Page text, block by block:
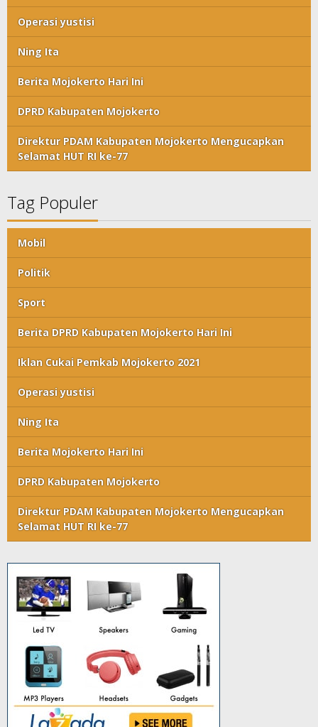
Operasi yustisi
Ning Ita
Berita Mojokerto Hari Ini
DPRD Kabupaten Mojokerto
Direktur PDAM Kabupaten Mojokerto Mengucapkan
Selamat HUT RI ke-77
Tag Populer
Mobil
Politik
Sport
Berita DPRD Kabupaten Mojokerto Hari Ini
Iklan Cukai Pemkab Mojokerto 2021
Operasi yustisi
Ning Ita
Berita Mojokerto Hari Ini
DPRD Kabupaten Mojokerto
Direktur PDAM Kabupaten Mojokerto Mengucapkan
Selamat HUT RI ke-77